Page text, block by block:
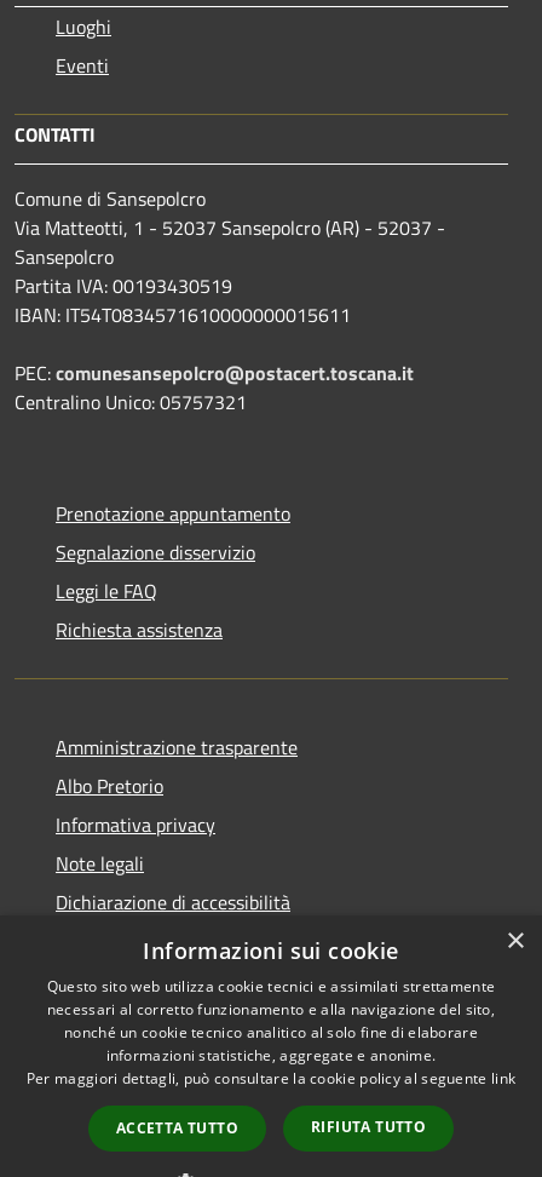
Luoghi
Eventi
CONTATTI
Comune di Sansepolcro
Via Matteotti, 1 - 52037 Sansepolcro (AR) - 52037 -
Sansepolcro
Partita IVA: 00193430519
IBAN: IT54T0834571610000000015611
PEC:comunesansepolcro@postacert.toscana.it
Centralino Unico: 05757321
Prenotazione appuntamento
Segnalazione disservizio
Leggi le FAQ
Richiesta assistenza
Amministrazione trasparente
Albo Pretorio
Informativa privacy
Note legali
Dichiarazione di accessibilità
Piano di miglioramento dei servizi
Accessibilità
Copyright © 2026 • Comune di
Sansepolcro • Powered by
Municipium•
Accesso
redazione
×
Informazioni sui cookie
Questo sito web utilizza cookie tecnici e assimilati strettamente
necessari al corretto funzionamento e alla navigazione del sito,
nonché un cookie tecnico analitico al solo fine di elaborare
informazioni statistiche, aggregate e anonime.
Per maggiori dettagli, può consultare la cookie policy al seguente link
ACCETTA TUTTO RIFIUTA TUTTO